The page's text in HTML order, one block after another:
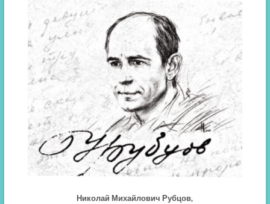
Николай Михайлович Рубцов,